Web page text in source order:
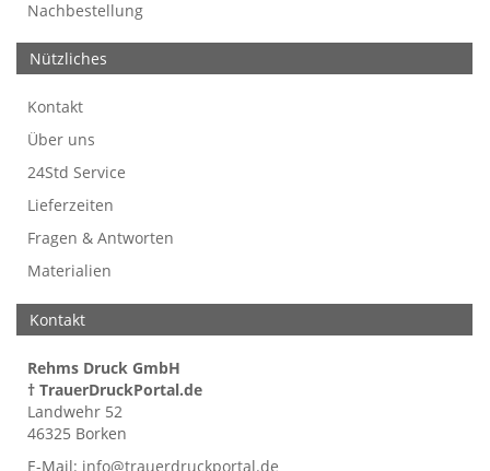
Nachbestellung
Nützliches
Kontakt
Über uns
24Std Service
Lieferzeiten
Fragen & Antworten
Materialien
Kontakt
Rehms Druck GmbH
† TrauerDruckPortal.de
Landwehr 52
46325 Borken
E-Mail: info@trauerdruckportal.de